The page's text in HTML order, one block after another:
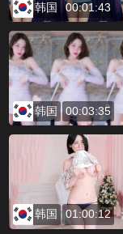
韩国 00:01:43
韩国 00:03:35
韩国 01:00:12